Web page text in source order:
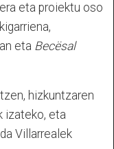
eta proiektu oso
eta Becësal
hizkuntzaren
izateko, eta
Villarrealek